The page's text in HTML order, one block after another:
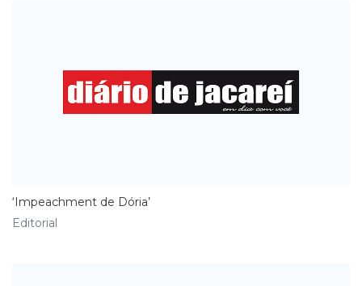
‘Impeachment de Dória’
Editorial